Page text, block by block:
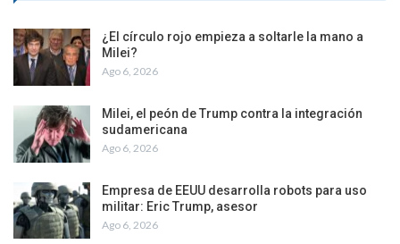
¿El círculo rojo empieza a soltarle la mano a
Milei?
Ago 6, 2026
Milei, el peón de Trump contra la integración
sudamericana
Ago 6, 2026
Empresa de EEUU desarrolla robots para uso
militar: Eric Trump, asesor
Ago 6, 2026